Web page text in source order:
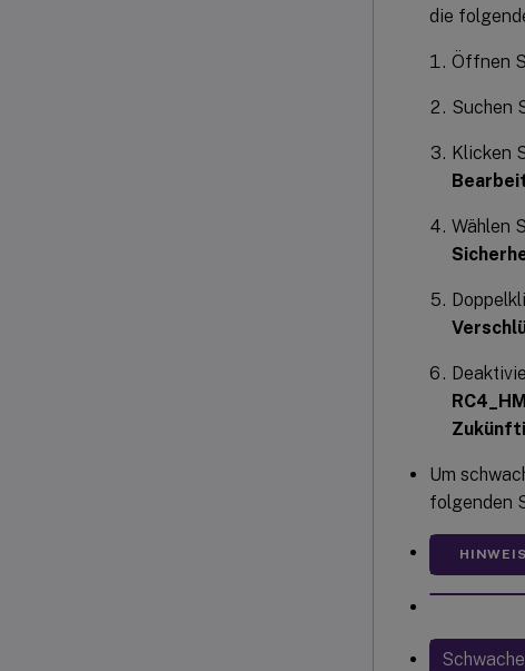
die
Öffnen
Suchen
Klicken
Wählen
Um
folgenden